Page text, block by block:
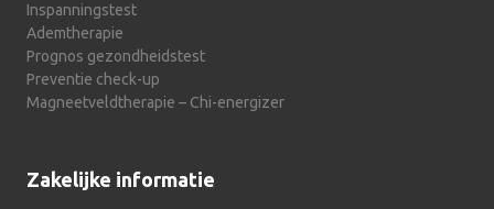
Inspanningstest
Ademtherapie
Prognos gezondheidstest
Preventie check-up
Magneetveldtherapie – Chi-energizer
Zakelijke informatie